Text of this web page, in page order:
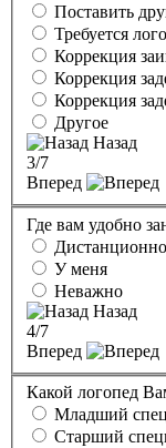
Поставить
Требуется
Коррекция
Коррекция
Коррекция
Другое
Назад
3/7
Вперед
Где вам удобно
У меня
Неважно
Назад
4/7
Вперед
Какой логопед
Младший
Старший